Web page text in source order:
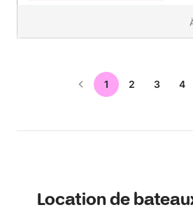
1 2 3 4
Location de